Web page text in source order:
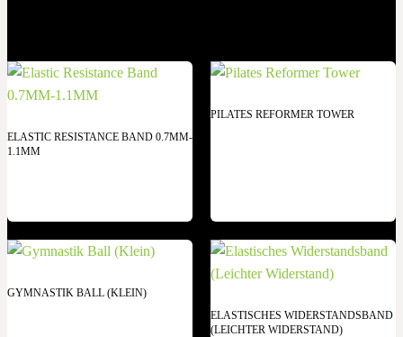
ELASTIC RESISTANCE BAND 0.7MM-
1.1MM
PILATES REFORMER TOWER
GYMNASTIK BALL (KLEIN)
ELASTISCHES WIDERSTANDSBAND
(LEICHTER WIDERSTAND)